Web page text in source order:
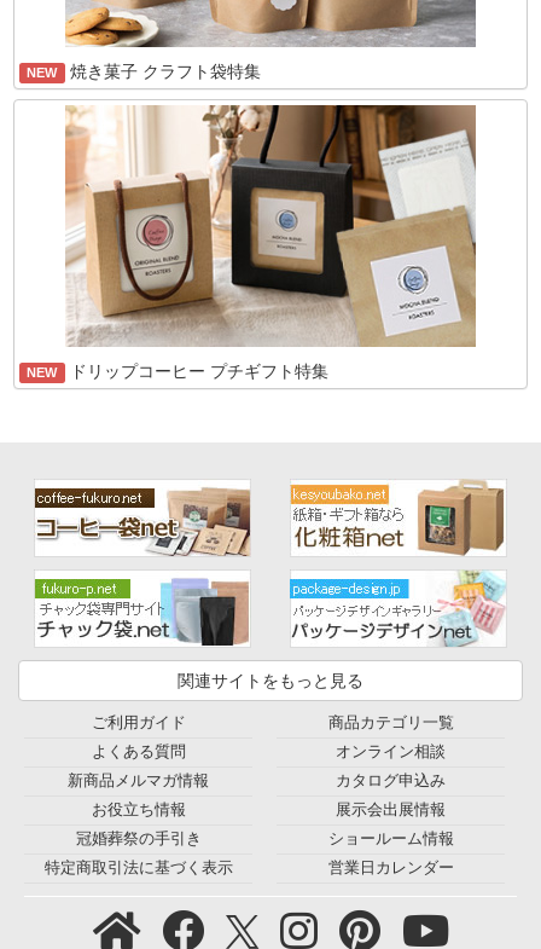
NEW 焼き菓子 クラフト袋特集
NEW ドリップコーヒー プチギフト特集
関連サイトをもっと見る
ご利用ガイド
よくある質問
新商品メルマガ情報
お役立ち情報
冠婚葬祭の手引き
特定商取引法に基づく表示
商品カテゴリ一覧
オンライン相談
カタログ申込み
展示会出展情報
ショールーム情報
営業日カレンダー